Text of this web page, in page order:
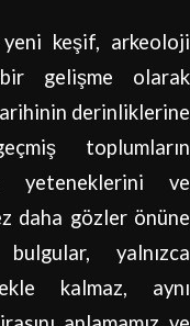
keşif, arkeoloji
gelişme olarak
derinliklerine
toplumların
yeteneklerini ve
daha gözler önüne
yalnızca
kalmaz, aynı